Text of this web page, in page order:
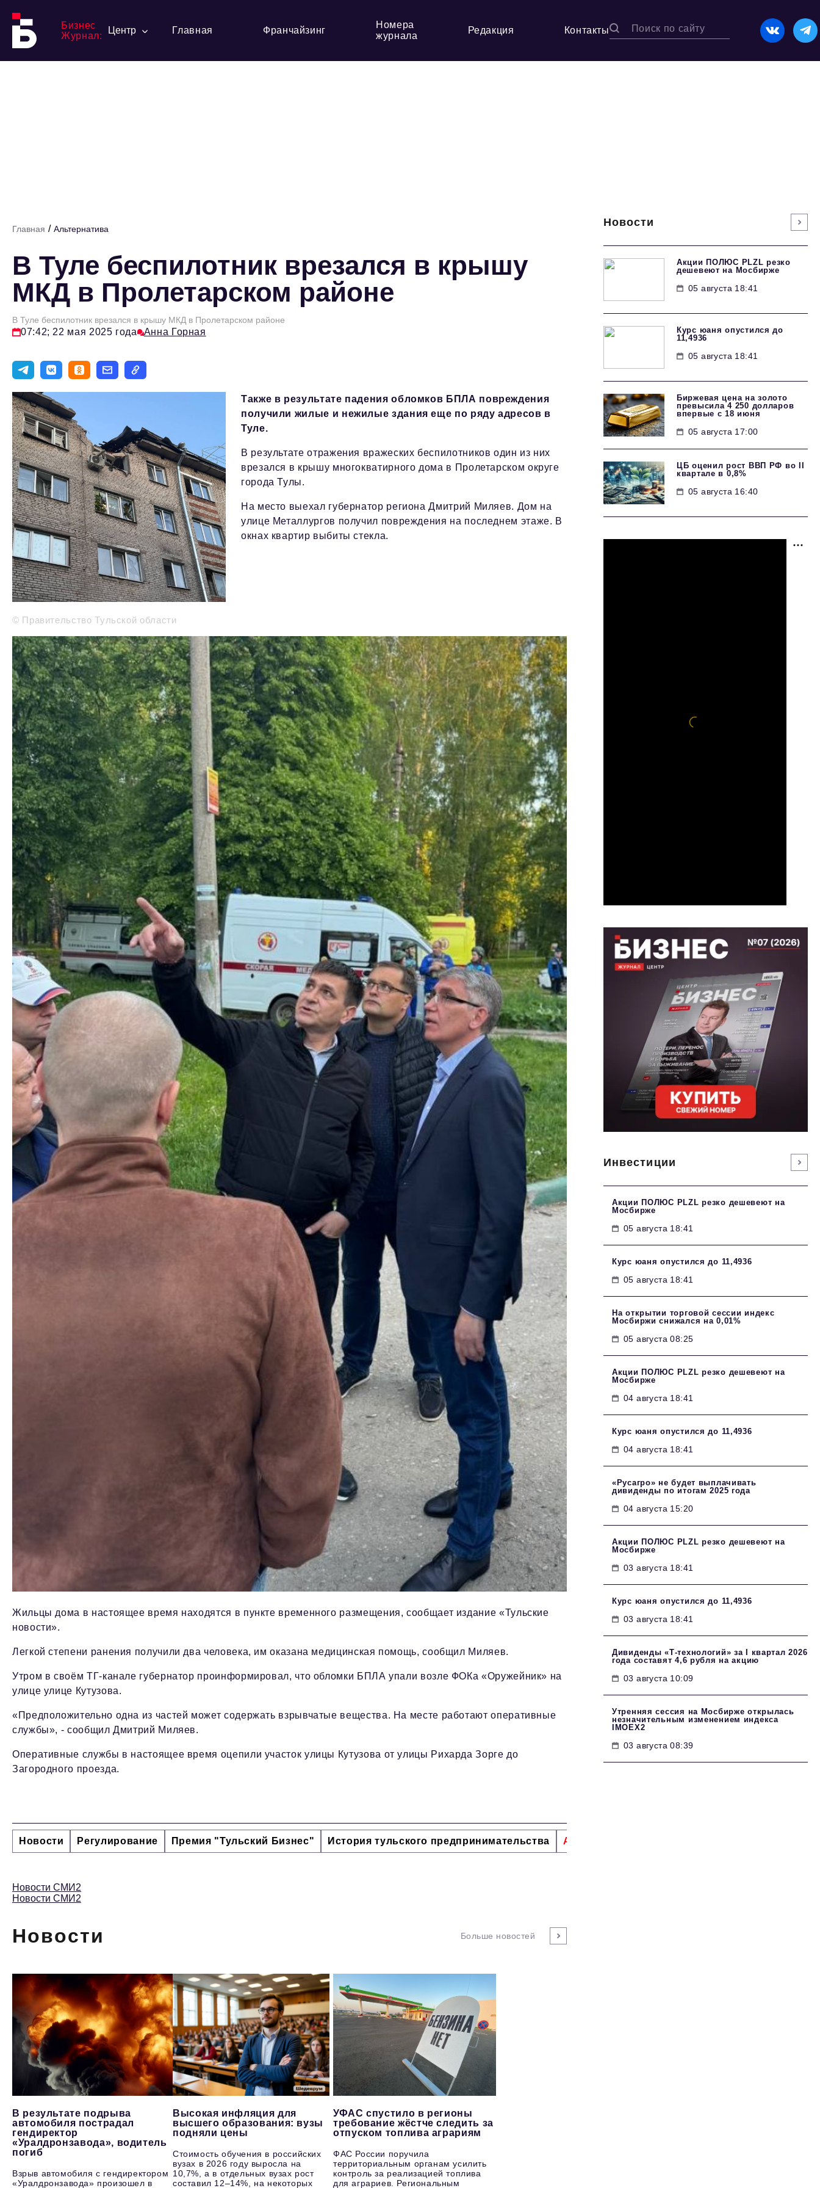
Бизнес
Журнал:
Центр Главная Франчайзинг
Номера
журнала
Редакция Контакты
Главная / Альтернатива
В Туле беспилотник врезался в крышу
МКД в Пролетарском районе
В Туле беспилотник врезался в крышу МКД в Пролетарском районе
07:42; 22 мая 2025 года Анна Горная
© Правительство Тульской области
Также в результате падения обломков БПЛА повреждения
получили жилые и нежилые здания еще по ряду адресов в
Туле.
В результате отражения вражеских беспилотников один из них
врезался в крышу многокватирного дома в Пролетарском округе
города Тулы.
На место выехал губернатор региона Дмитрий Миляев. Дом на
улице Металлургов получил повреждения на последнем этаже. В
окнах квартир выбиты стекла.
Жильцы дома в настоящее время находятся в пункте временного размещения, сообщает издание «Тульские
новости».
Легкой степени ранения получили два человека, им оказана медицинская помощь, сообщил Миляев.
Утром в своём ТГ-канале губернатор проинформировал, что обломки БПЛА упали возле ФОКа «Оружейник» на
улице улице Кутузова.
«Предположительно одна из частей может содержать взрывчатые вещества. На месте работают оперативные
службы», - сообщил Дмитрий Миляев.
Оперативные службы в настоящее время оцепили участок улицы Кутузова от улицы Рихарда Зорге до
Загородного проезда.
Новости Регулирование Премия "Тульский Бизнес" История тульского предпринимательства Альтернатива
Новости СМИ2
Новости СМИ2
Новости Больше новостей
В результате подрыва
автомобиля пострадал
гендиректор
«Уралдронзавода», водитель
погиб
Взрыв автомобиля с гендиректором
«Уралдронзавода» произошел в
Высокая инфляция для
высшего образования: вузы
подняли цены
Стоимость обучения в российских
вузах в 2026 году выросла на
10,7%, а в отдельных вузах рост
составил 12–14%, на некоторых
УФАС спустило в регионы
требование жёстче следить за
отпуском топлива аграриям
ФАС России поручила
территориальным органам усилить
контроль за реализацией топлива
для аграриев. Региональным
Новости
Акции ПОЛЮС PLZL резко
дешевеют на Мосбирже
05 августа 18:41
Курс юаня опустился до
11,4936
05 августа 18:41
Биржевая цена на золото
превысила 4 250 долларов
впервые с 18 июня
05 августа 17:00
ЦБ оценил рост ВВП РФ во II
квартале в 0,8%
05 августа 16:40
Инвестиции
Акции ПОЛЮС PLZL резко дешевеют на
Мосбирже
05 августа 18:41
Курс юаня опустился до 11,4936
05 августа 18:41
На открытии торговой сессии индекс
Мосбиржи снижался на 0,01%
05 августа 08:25
Акции ПОЛЮС PLZL резко дешевеют на
Мосбирже
04 августа 18:41
Курс юаня опустился до 11,4936
04 августа 18:41
«Русагро» не будет выплачивать
дивиденды по итогам 2025 года
04 августа 15:20
Акции ПОЛЮС PLZL резко дешевеют на
Мосбирже
03 августа 18:41
Курс юаня опустился до 11,4936
03 августа 18:41
Дивиденды «Т-технологий» за I квартал 2026
года составят 4,6 рубля на акцию
03 августа 10:09
Утренняя сессия на Мосбирже открылась
незначительным изменением индекса
IMOEX2
03 августа 08:39